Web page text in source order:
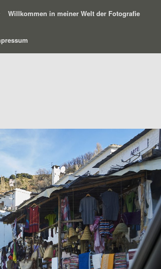
Willkommen in meiner Welt der Fotografie